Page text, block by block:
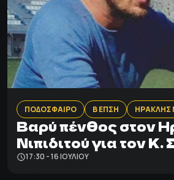
ΠΟΔΟΣΦΑΙΡΟ Β ΕΠΣΗ ΗΡΑΚΛΗΣ
Βαρύ πένθος στον
Νιπιδιτού για τον
17:30 - 16 ΙΟΥΛΊΟΥ